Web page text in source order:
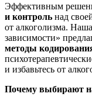
Эффективным
и контроль над
от алкоголизма.
зависимости»
методы
и избавьтесь от
Почему выбирают